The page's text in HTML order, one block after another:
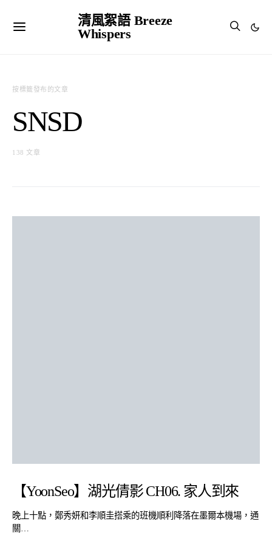
清風絮語 Breeze
Whispers
按標籤發布的文章
SNSD
138 文章
【YoonSeo】湖光倩影 CH06. 家人到來
晚上十點，鄭秀妍和李順圭搭乘的班機順利降落在墨爾本機場，通
關…